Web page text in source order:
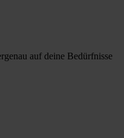
auf deine Bedürfnisse